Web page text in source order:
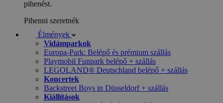
pihenést.
Pihenni szeretnék
Élmények
Vidámparkok
Europa-Park: Belépő és prémium szállás
Playmobil Funpark belépő + szállás
LEGOLAND® Deutschland belépő + szállás
Koncertek
Backstreet Boys in Düsseldorf + szállás
Kiállítások